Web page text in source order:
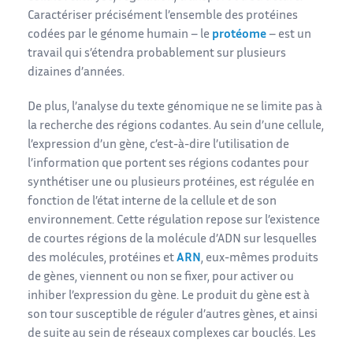
Caractériser précisément l’ensemble des protéines
codées par le génome humain – le protéome – est un
travail qui s’étendra probablement sur plusieurs
dizaines d’années.
De plus, l’analyse du texte génomique ne se limite pas à
la recherche des régions codantes. Au sein d’une cellule,
l’expression d’un gène, c’est-à-dire l’utilisation de
l’information que portent ses régions codantes pour
synthétiser une ou plusieurs protéines, est régulée en
fonction de l’état interne de la cellule et de son
environnement. Cette régulation repose sur l’existence
de courtes régions de la molécule d’ADN sur lesquelles
des molécules, protéines et ARN , eux-mêmes produits
de gènes, viennent ou non se fixer, pour activer ou
inhiber l’expression du gène. Le produit du gène est à
son tour susceptible de réguler d’autres gènes, et ainsi
de suite au sein de réseaux complexes car bouclés. Les